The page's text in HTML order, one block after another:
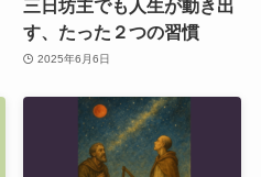
三日坊主でも人生が動き出
す、たった２つの習慣
2025年6月6日